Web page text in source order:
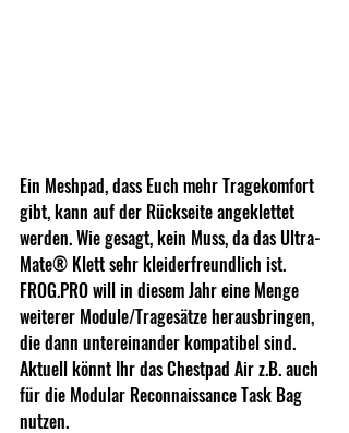
Ein Meshpad, dass Euch mehr Tragekomfort
gibt, kann auf der Rückseite angeklettet
werden. Wie gesagt, kein Muss, da das Ultra-
Mate® Klett sehr kleiderfreundlich ist.
FROG.PRO will in diesem Jahr eine Menge
weiterer Module/Tragesätze herausbringen,
die dann untereinander kompatibel sind.
Aktuell könnt Ihr das Chestpad Air z.B. auch
für die Modular Reconnaissance Task Bag
nutzen.